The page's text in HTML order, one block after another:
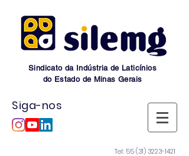
Sindicato da Indústria de Laticínios
do Estado de Minas Gerais
Siga-nos
Tel: 55 (31) 3223-1421